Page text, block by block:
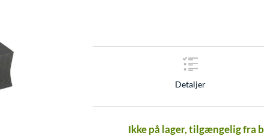
Detaljer
Ikke på lager, tilgængelig fra